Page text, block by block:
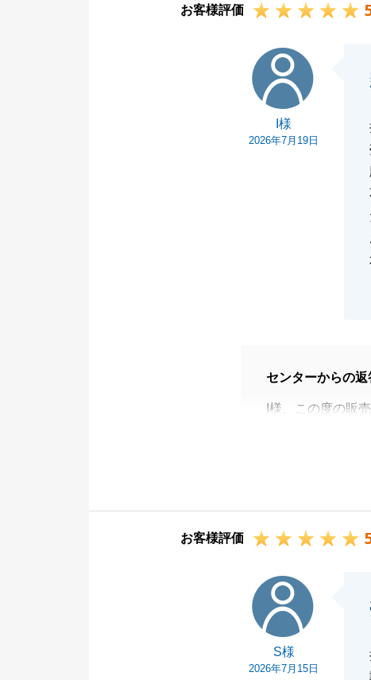
今後も何かお困
いつでもお気軽
引き続き、何卒
お客様評価
I様
2026年7月19日
センターからの返
I様、この度の販
気持ちの高ぶる
海が見える新た
の実現に、少し
この度は東急リ
お客様評価
S様
2026年7月15日